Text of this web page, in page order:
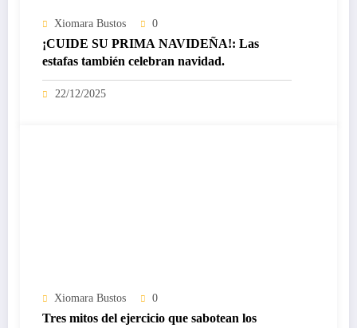
Xiomara Bustos 0
¡CUIDE SU PRIMA NAVIDEÑA!: Las
estafas también celebran navidad.
22/12/2025
Xiomara Bustos 0
Tres mitos del ejercicio que sabotean los